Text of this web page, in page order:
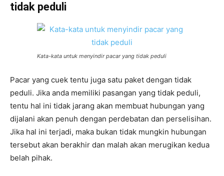
tidak peduli
Kata-kata untuk menyindir pacar yang tidak peduli
Pacar yang cuek tentu juga satu paket dengan tidak
peduli. Jika anda memiliki pasangan yang tidak peduli,
tentu hal ini tidak jarang akan membuat hubungan yang
dijalani akan penuh dengan perdebatan dan perselisihan.
Jika hal ini terjadi, maka bukan tidak mungkin hubungan
tersebut akan berakhir dan malah akan merugikan kedua
belah pihak.